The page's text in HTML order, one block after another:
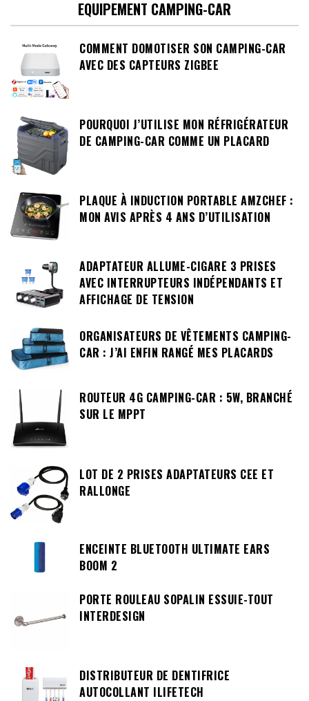
EQUIPEMENT CAMPING-CAR
COMMENT DOMOTISER SON CAMPING-CAR
AVEC DES CAPTEURS ZIGBEE
POURQUOI J’UTILISE MON RÉFRIGÉRATEUR
DE CAMPING-CAR COMME UN PLACARD
PLAQUE À INDUCTION PORTABLE AMZCHEF :
MON AVIS APRÈS 4 ANS D’UTILISATION
ADAPTATEUR ALLUME-CIGARE 3 PRISES
AVEC INTERRUPTEURS INDÉPENDANTS ET
AFFICHAGE DE TENSION
ORGANISATEURS DE VÊTEMENTS CAMPING-
CAR : J’AI ENFIN RANGÉ MES PLACARDS
ROUTEUR 4G CAMPING-CAR : 5W, BRANCHÉ
SUR LE MPPT
LOT DE 2 PRISES ADAPTATEURS CEE ET
RALLONGE
ENCEINTE BLUETOOTH ULTIMATE EARS
BOOM 2
PORTE ROULEAU SOPALIN ESSUIE-TOUT
INTERDESIGN
DISTRIBUTEUR DE DENTIFRICE
AUTOCOLLANT ILIFETECH